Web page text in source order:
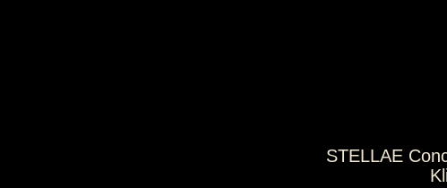
STELLAE